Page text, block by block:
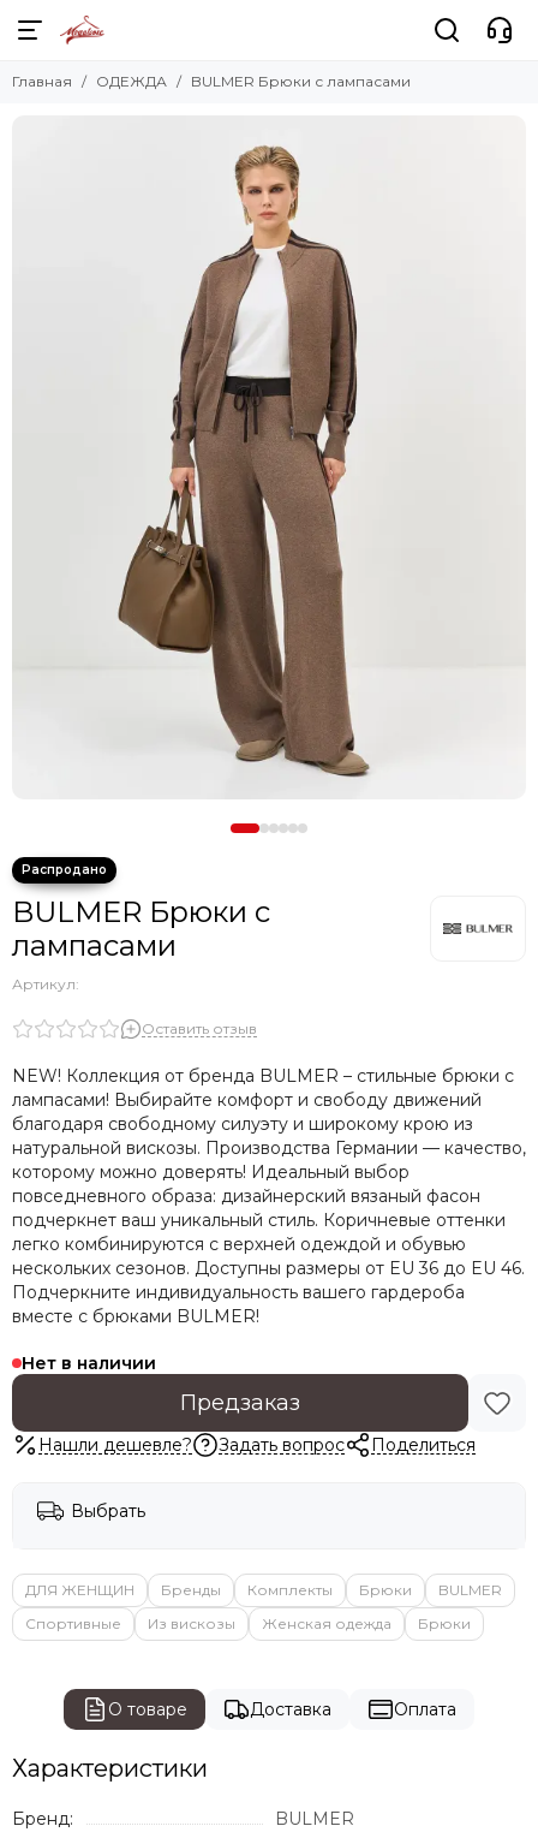
Главная ОДЕЖДА BULMER Брюки с лампасами
BULMER Брюки с
лампасами
Артикул:
Оставить отзыв
NEW! Коллекция от бренда BULMER – стильные брюки с
лампасами! Выбирайте комфорт и свободу движений
благодаря свободному силуэту и широкому крою из
натуральной вискозы. Производства Германии — качество,
которому можно доверять! Идеальный выбор
повседневного образа: дизайнерский вязаный фасон
подчеркнет ваш уникальный стиль. Коричневые оттенки
легко комбинируются с верхней одеждой и обувью
нескольких сезонов. Доступны размеры от EU 36 до EU 46.
Подчеркните индивидуальность вашего гардероба
вместе с брюками BULMER!
Нет в наличии
Предзаказ
Нашли дешевле? Задать вопрос Поделиться
Выбрать
ДЛЯ ЖЕНЩИН Бренды Комплекты Брюки
BULMER
Спортивные
Из вискозы Женская одежда Брюки
О товаре Доставка Оплата
Характеристики
Бренд:
BULMER